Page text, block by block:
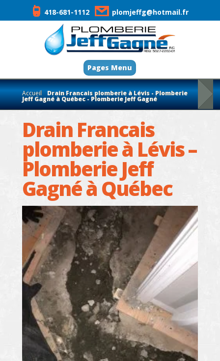
418-681-1112 plomjeffg@hotmail.fr
Pages Menu
Accueil Drain Francais plomberie à Lévis - Plomberie
Jeff Gagné à Québec - Plomberie Jeff Gagné
Drain Francais
plomberie à Lévis –
Plomberie Jeff
Gagné à Québec